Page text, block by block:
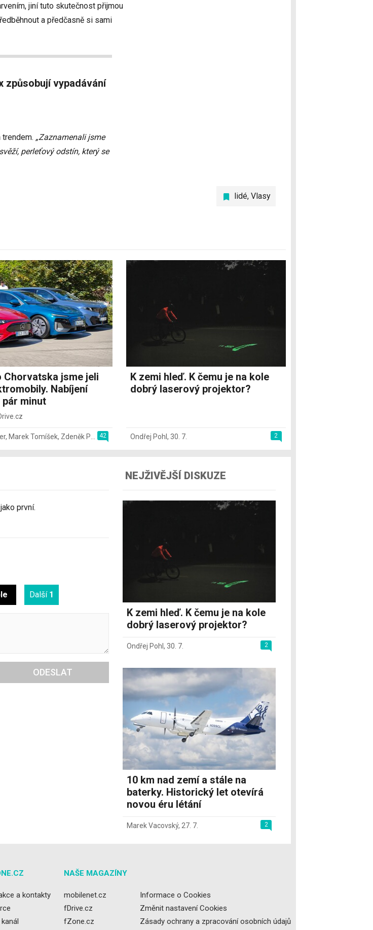
jiní tuto skutečnost přijmou
a předčasně si sami
„Zaznamenali jsme
perleťový odstín, který se
lidé, Vlasy
Chorvatska jsme jeli
Nabíjení
minut
42
, Marek Tomíšek, Zdeněk Pečený
K zemi hleď. K čemu je na kole
dobrý laserový projektor?
2
Ondřej Pohl , 30. 7.
první.
Další 1
ODESLAT
NEJŽIVĚJŠÍ DISKUZE
K zemi hleď. K čemu je na kole
dobrý laserový projektor?
2
Ondřej Pohl, 30. 7.
10 km nad zemí a stále na
baterky. Historický let otevírá
novou éru létání
2
Marek Vacovský,27. 7.
a kontakty
kanál
NAŠE MAGAZÍNY
mobilenet.cz
fDrive.cz
fZone.cz
Informace o Cookies
Změnit nastavení Cookies
Zásady ochrany a zpracování osobních údajů